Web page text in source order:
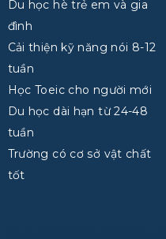
Du học hè trẻ em và gia
đình
Cải thiện kỹ năng nói 8-12
tuần
Học Toeic cho người mới
Du học dài hạn từ 24-48
tuần
Trường có cơ sở vật chất
tốt